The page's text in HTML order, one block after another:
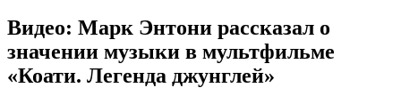
Видео: Марк Энтони рассказал о
значении музыки в мультфильме
«Коати. Легенда джунглей»